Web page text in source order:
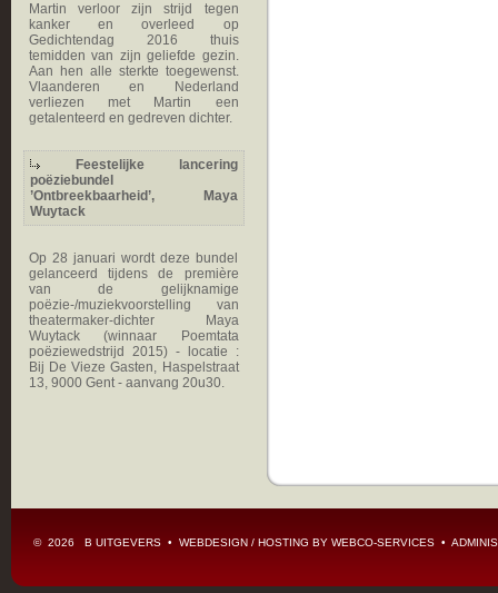
Martin verloor zijn strijd tegen
kanker en overleed op
Gedichtendag 2016 thuis
temidden van zijn geliefde gezin.
Aan hen alle sterkte toegewenst.
Vlaanderen en Nederland
verliezen met Martin een
getalenteerd en gedreven dichter.
Feestelijke lancering
poëziebundel
’Ontbreekbaarheid’, Maya
Wuytack
Op 28 januari wordt deze bundel
gelanceerd tijdens de première
van de gelijknamige
poëzie-/muziekvoorstelling van
theatermaker-dichter Maya
Wuytack (winnaar Poemtata
poëziewedstrijd 2015) - locatie :
Bij De Vieze Gasten, Haspelstraat
13, 9000 Gent - aanvang 20u30.
© 2026 B UITGEVERS • WEBDESIGN / HOSTING BY WEBCO-SERVICES •